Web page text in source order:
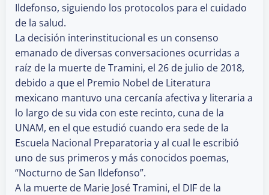
Ildefonso, siguiendo los protocolos para el cuidado
de la salud.
La decisión interinstitucional es un consenso
emanado de diversas conversaciones ocurridas a
raíz de la muerte de Tramini, el 26 de julio de 2018,
debido a que el Premio Nobel de Literatura
mexicano mantuvo una cercanía afectiva y literaria a
lo largo de su vida con este recinto, cuna de la
UNAM, en el que estudió cuando era sede de la
Escuela Nacional Preparatoria y al cual le escribió
uno de sus primeros y más conocidos poemas,
“Nocturno de San Ildefonso”.
A la muerte de Marie José Tramini, el DIF de la